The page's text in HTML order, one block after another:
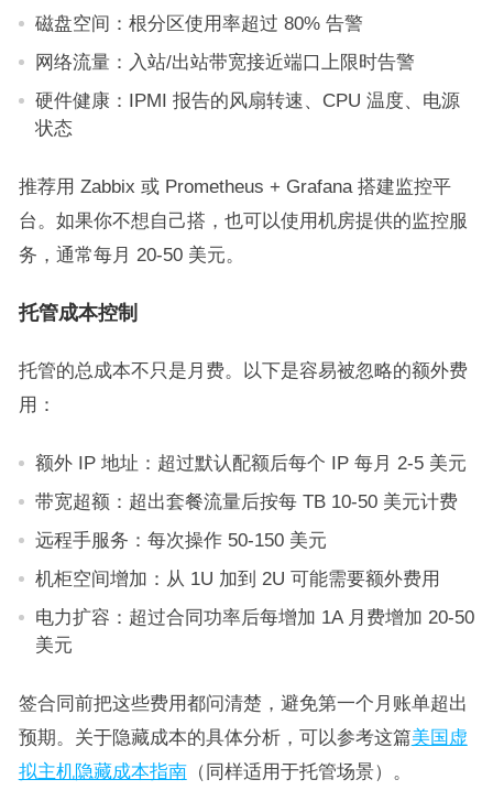
磁盘空间：根分区使用率超过 80% 告警
网络流量：入站/出站带宽接近端口上限时告警
硬件健康：IPMI 报告的风扇转速、CPU 温度、电源
状态
推荐用 Zabbix 或 Prometheus + Grafana 搭建监控平
台。如果你不想自己搭，也可以使用机房提供的监控服
务，通常每月 20-50 美元。
托管成本控制
托管的总成本不只是月费。以下是容易被忽略的额外费
用：
额外 IP 地址：超过默认配额后每个 IP 每月 2-5 美元
带宽超额：超出套餐流量后按每 TB 10-50 美元计费
远程手服务：每次操作 50-150 美元
机柜空间增加：从 1U 加到 2U 可能需要额外费用
电力扩容：超过合同功率后每增加 1A 月费增加 20-50
美元
签合同前把这些费用都问清楚，避免第一个月账单超出
预期。关于隐藏成本的具体分析，可以参考这篇美国虚
拟主机隐藏成本指南（同样适用于托管场景）。